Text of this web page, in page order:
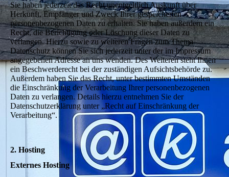
Sie haben jederzeit das Recht unentgeltlich Auskunft über
Herkunft, Empfänger und Zweck Ihrer gespeicherten
personenbezogenen Daten zu erhalten. Sie haben außerdem ein
Recht, die Berichtigung oder Löschung dieser Daten zu
verlangen. Hierzu sowie zu weiteren Fragen zum Thema
Datenschutz können Sie sich jederzeit unter der im Impressum
angegebenen Adresse an uns wenden. Des Weiteren steht Ihnen
ein Beschwerderecht bei der zuständigen Aufsichtsbehörde zu.
Außerdem haben Sie das Recht, unter bestimmten Umständen
die Einschränkung der Verarbeitung Ihrer personenbezogenen
Daten zu verlangen. Details hierzu entnehmen Sie der
Datenschutzerklärung unter „Recht auf Einschränkung der
Verarbeitung“.
2. Hosting
Externes Hosting